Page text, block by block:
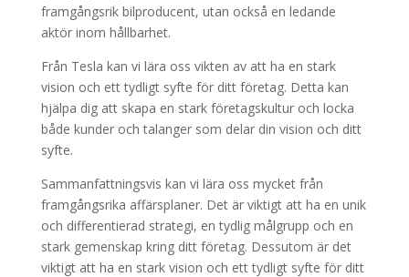
framgångsrik bilproducent, utan också en ledande
aktör inom hållbarhet.
Från Tesla kan vi lära oss vikten av att ha en stark
vision och ett tydligt syfte för ditt företag. Detta kan
hjälpa dig att skapa en stark företagskultur och locka
både kunder och talanger som delar din vision och ditt
syfte.
Sammanfattningsvis kan vi lära oss mycket från
framgångsrika affärsplaner. Det är viktigt att ha en unik
och differentierad strategi, en tydlig målgrupp och en
stark gemenskap kring ditt företag. Dessutom är det
viktigt att ha en stark vision och ett tydligt syfte för ditt